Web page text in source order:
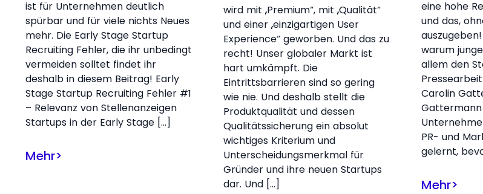
ist für Unternehmen deutlich
spürbar und für viele nichts Neues
mehr. Die Early Stage Startup
Recruiting Fehler, die ihr unbedingt
vermeiden solltet findet ihr
deshalb in diesem Beitrag! Early
Stage Startup Recruiting Fehler #1
– Relevanz von Stellenanzeigen
Startups in der Early Stage […]
Mehr>
wird mit „Premium“, mit „Qualität“
und einer „einzigartigen User
Experience“ geworben. Und das zu
recht! Unser globaler Markt ist
hart umkämpft. Die
Eintrittsbarrieren sind so gering
wie nie. Und deshalb stellt die
Produktqualität und dessen
Qualitätssicherung ein absolut
wichtiges Kriterium und
Unterscheidungsmerkmal für
Gründer und ihre neuen Startups
dar. Und […]
eine hohe
und das,
warum
allem den
Carolin
PR- und
gelernt,
Mehr>